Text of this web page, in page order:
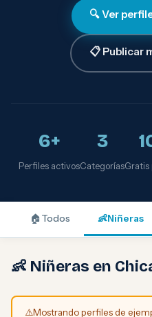
🔍 Ver
📋 Publicar
6+
Perfiles activos
3
CategoríasGratis
🏠 Todos 👶Niñeras
👶 Niñeras en
⚠️Mostrando perfiles de